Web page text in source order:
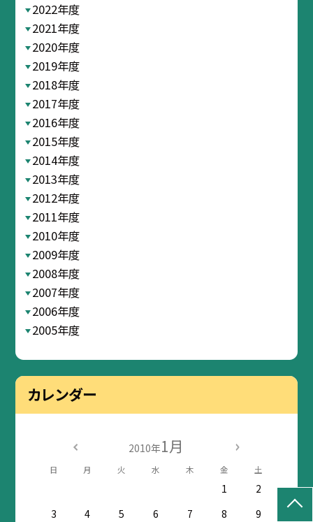
2022年度
2021年度
2020年度
2019年度
2018年度
2017年度
2016年度
2015年度
2014年度
2013年度
2012年度
2011年度
2010年度
2009年度
2008年度
2007年度
2006年度
2005年度
カレンダー
2010年1月
日 月 火 水 木 金 土
1
2
3
4 5 6 7 8 9